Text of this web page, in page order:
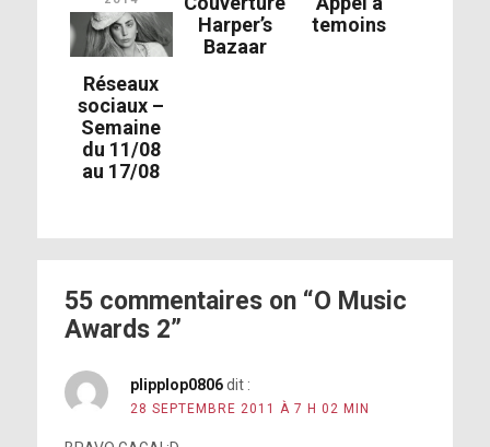
Réseaux
sociaux –
Semaine
du 11/08
au 17/08
Harper’s
Bazaar
temoins
55 commentaires on “O Music
Awards 2”
plipplop0806 dit :
28 SEPTEMBRE 2011 À 7 H 02 MIN